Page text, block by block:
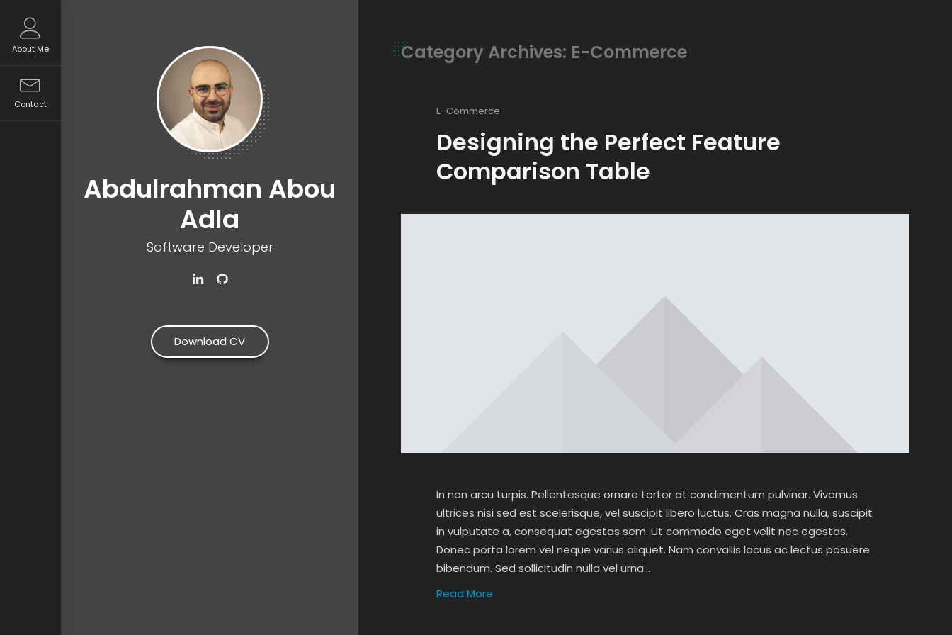
Abdulrahman Abou
Adla
Software Developer
About Me
Contact
Download CV
Category Archives: E-Commerce
E-Commerce
Designing the Perfect Feature
Comparison Table
In non arcu turpis. Pellentesque ornare tortor at condimentum pulvinar. Vivamus
ultrices nisi sed est scelerisque, vel suscipit libero luctus. Cras magna nulla, suscipit
in vulputate a, consequat egestas sem. Ut commodo eget velit nec egestas.
Donec porta lorem vel neque varius aliquet. Nam convallis lacus ac lectus posuere
bibendum. Sed sollicitudin nulla vel urna…
Read More